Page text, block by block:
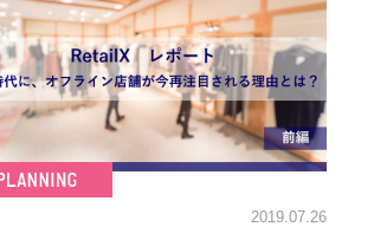
2019.07.26